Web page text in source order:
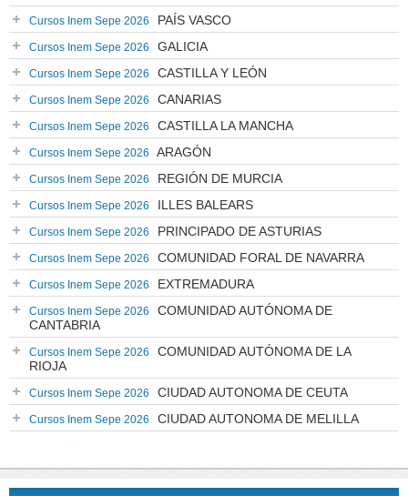
Cursos Inem Sepe 2026 PAÍS VASCO
Cursos Inem Sepe 2026 GALICIA
Cursos Inem Sepe 2026 CASTILLA Y LEÓN
Cursos Inem Sepe 2026 CANARIAS
Cursos Inem Sepe 2026 CASTILLA LA MANCHA
Cursos Inem Sepe 2026 ARAGÓN
Cursos Inem Sepe 2026 REGIÓN DE MURCIA
Cursos Inem Sepe 2026 ILLES BALEARS
Cursos Inem Sepe 2026 PRINCIPADO DE ASTURIAS
Cursos Inem Sepe 2026 COMUNIDAD FORAL DE NAVARRA
Cursos Inem Sepe 2026 EXTREMADURA
Cursos Inem Sepe 2026
COMUNIDAD AUTÓNOMA DE
CANTABRIA
Cursos Inem Sepe 2026
COMUNIDAD AUTÓNOMA DE LA
RIOJA
Cursos Inem Sepe 2026 CIUDAD AUTONOMA DE CEUTA
Cursos Inem Sepe 2026 CIUDAD AUTONOMA DE MELILLA